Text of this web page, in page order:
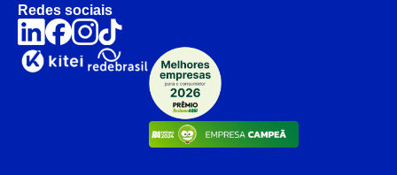
Redes sociais